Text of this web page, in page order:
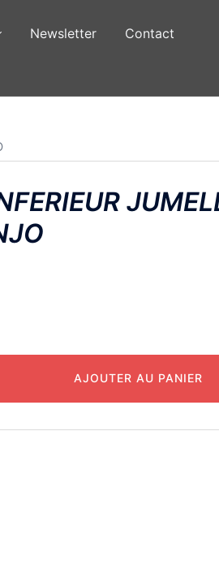
Newsletter
Contact
AJOUTER AU PANIER